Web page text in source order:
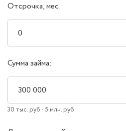
Отсрочка, мес:
Сумма займа:
30 тыс. руб - 5 млн. руб